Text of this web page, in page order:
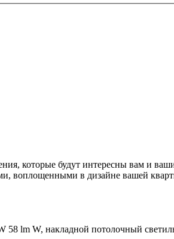
которые будут интересны вам и
воплощенными в дизайне вашей
lm W, накладной потолочный